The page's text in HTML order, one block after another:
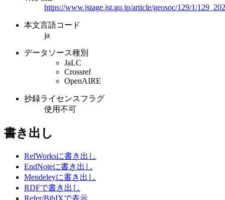
https://www.jstage.jst.go.jp/article/geosoc/129/1/
本文言語コード
ja
データソース種別
JaLC
Crossref
OpenAIRE
抄録ライセンスフラグ
使用不可
書き出し
RefWorksに書き出し
EndNoteに書き出し
Mendeleyに書き出し
RDFで書き出し